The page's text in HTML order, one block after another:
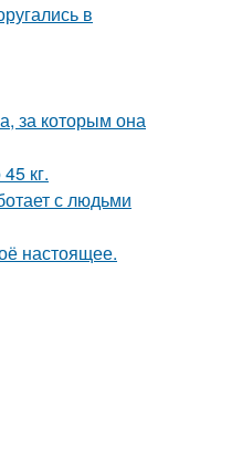
в
за которым она
кг.
с людьми
настоящее.